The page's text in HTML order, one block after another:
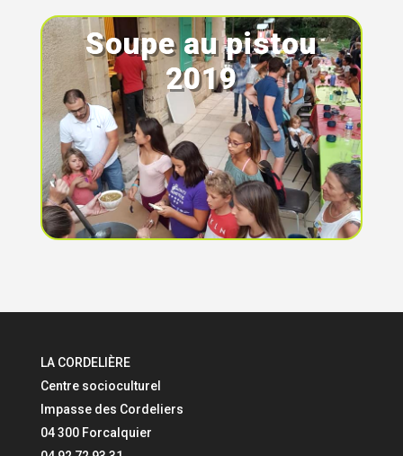
Soupe au pistou
2019
LA CORDELIÈRE
Centre socioculturel
Impasse des Cordeliers
04 300 Forcalquier